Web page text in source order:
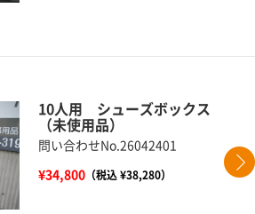
10人用 シューズボックス
（未使用品）
問い合わせNo.26042401
¥34,800（税込 ¥38,280）